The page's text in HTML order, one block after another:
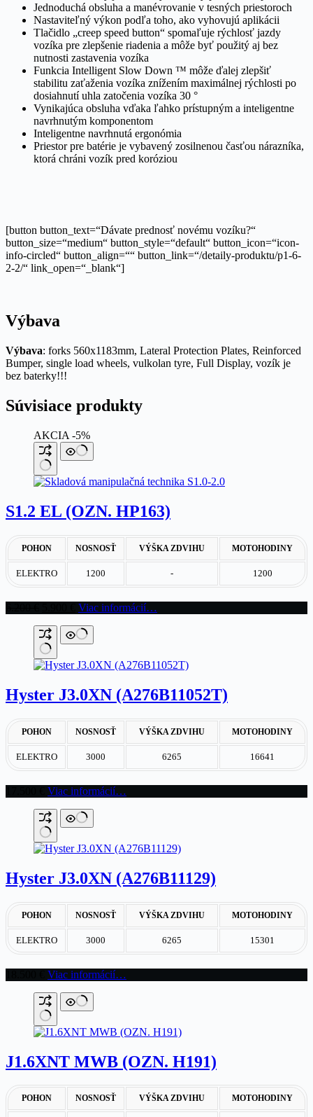
Jednoduchá obsluha a manévrovanie v tesných priestoroch
Nastaviteľný výkon podľa toho, ako vyhovujú aplikácii
Tlačidlo „creep speed button“ spomaľuje rýchlosť jazdy
vozíka pre zlepšenie riadenia a môže byť použitý aj bez
nutnosti zastavenia vozíka
Funkcia Intelligent Slow Down ™ môže ďalej zlepšiť
stabilitu zaťaženia vozíka znížením maximálnej rýchlosti po
dosiahnutí uhla zatočenia vozíka 30 °
Vynikajúca obsluha vďaka ľahko prístupným a inteligentne
navrhnutým komponentom
Inteligentne navrhnutá ergonómia
Priestor pre batérie je vybavený zosilnenou časťou nárazníka,
ktorá chráni vozík pred koróziou
[button button_text=“Dávate prednosť novému vozíku?“
button_size=“medium“ button_style=“default“ button_icon=“icon-
info-circled“ button_align=““ button_link=“/detaily-produktu/p1-6-
2-2/“ link_open=“_blank“]
Výbava
Výbava: forks 560x1183mm, Lateral Protection Plates, Reinforced
Bumper, single load wheels, vulkolan tyre, Full Display, vozík je
bez baterky!!!
Súvisiace produkty
AKCIA -5%
S1.2 EL (OZN. HP163)
POHON NOSNOSŤ VÝŠKA ZDVIHU MOTOHODINY
ELEKTRO 1200 - 1200
Pôvodná
bola:
6.200 €.
Aktuálna
je:
5.900 €.
Viac informácií…
Hyster J3.0XN (A276B11052T)
POHON NOSNOSŤ VÝŠKA ZDVIHU MOTOHODINY
ELEKTRO 3000 6265 16641
Viac informácií…
Hyster J3.0XN (A276B11129)
POHON NOSNOSŤ VÝŠKA ZDVIHU MOTOHODINY
ELEKTRO 3000 6265 15301
Viac informácií…
J1.6XNT MWB (OZN. H191)
POHON NOSNOSŤ VÝŠKA ZDVIHU MOTOHODINY